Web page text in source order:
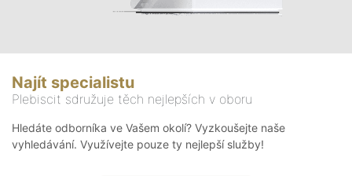
Najít specialistu
Plebiscit sdružuje těch nejlepších v oboru
Hledáte odborníka ve Vašem okolí? Vyzkoušejte naše
vyhledávání. Využívejte pouze ty nejlepší služby!